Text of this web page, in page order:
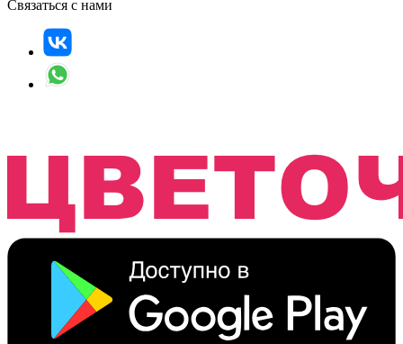
Связаться с нами